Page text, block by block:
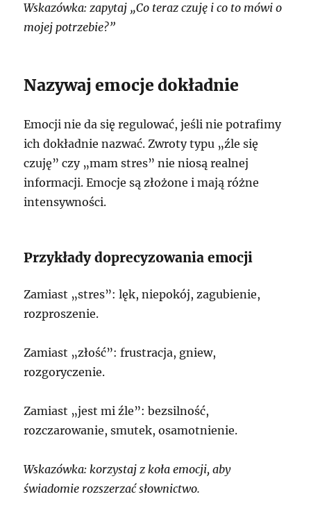
Wskazówka: zapytaj „Co teraz czuję i co to mówi o
mojej potrzebie?”
Nazywaj emocje dokładnie
Emocji nie da się regulować, jeśli nie potrafimy
ich dokładnie nazwać. Zwroty typu „źle się
czuję” czy „mam stres” nie niosą realnej
informacji. Emocje są złożone i mają różne
intensywności.
Przykłady doprecyzowania emocji
Zamiast „stres”: lęk, niepokój, zagubienie,
rozproszenie.
Zamiast „złość”: frustracja, gniew,
rozgoryczenie.
Zamiast „jest mi źle”: bezsilność,
rozczarowanie, smutek, osamotnienie.
Wskazówka: korzystaj z koła emocji, aby
świadomie rozszerzać słownictwo.